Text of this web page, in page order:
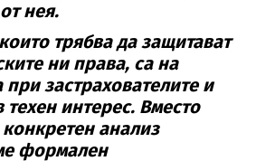
нея.
трябва да защитават
ни права, са на
при застрахователите и
техен интерес. Вместо
анализ
формален